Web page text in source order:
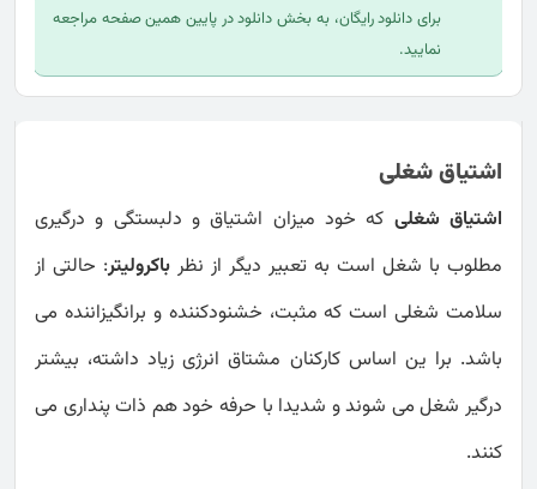
برای دانلود رایگان، به بخش دانلود در پایین همین صفحه مراجعه
نمایید.
اشتیاق شغلی
اشتیاق شغلی که خود میزان اشتیاق و دلبستگی و درگیری
مطلوب با شغل است به تعبیر دیگر از نظر باکرولیتر: حالتی از
سلامت شغلی است که مثبت، خشنودکننده و برانگیزاننده می
باشد. برا ین اساس کارکنان مشتاق انرژی زیاد داشته، بیشتر
درگیر شغل می شوند و شدیدا با حرفه خود هم ذات پنداری می
کنند.